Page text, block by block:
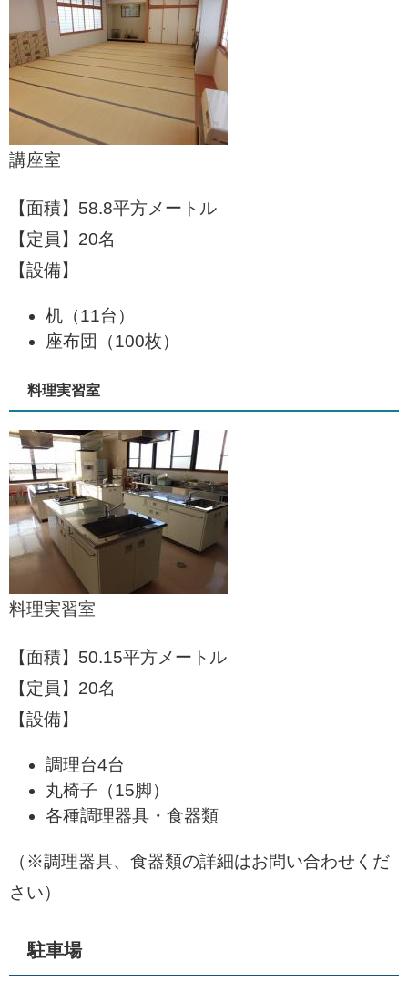
講座室​
【面積】58.8平方メートル
【定員】20名
【設備】
机（11台）
座布団（100枚）
料理実習室
料理実習室​
【面積】50.15平方メートル
【定員】20名
【設備】
調理台4台
丸椅子（15脚）
各種調理器具・食器類
（※調理器具、食器類の詳細はお問い合わせくだ
さい）
駐車場